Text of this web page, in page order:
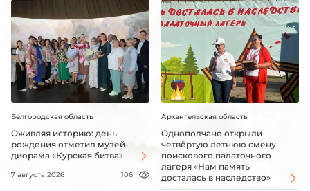
Белгородская область
Оживляя историю: день
рождения отметил музей-
диорама «Курская битва»
7 августа 2026 106
Архангельская область
Однополчане открыли
четвёртую летнюю смену
поискового палаточного
лагеря «Нам память
досталась в наследство»